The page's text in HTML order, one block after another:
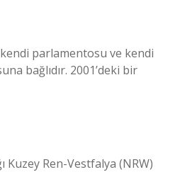
parlamentosu ve kendi
bağlıdır. 2001’deki bir
Kuzey Ren-Vestfalya (NRW)